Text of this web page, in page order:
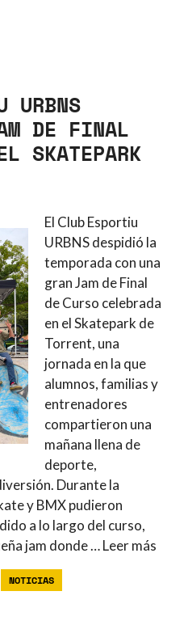
URBNS
DE FINAL
SKATEPARK
El Club Esportiu
URBNS despidió la
temporada con una
gran Jam de Final
de Curso celebrada
en el Skatepark de
Torrent, una
jornada en la que
alumnos, familias y
entrenadores
compartieron una
mañana llena de
deporte,
Durante la
y BMX pudieron
a lo largo del curso,
jam donde …Leer más
NOTICIAS